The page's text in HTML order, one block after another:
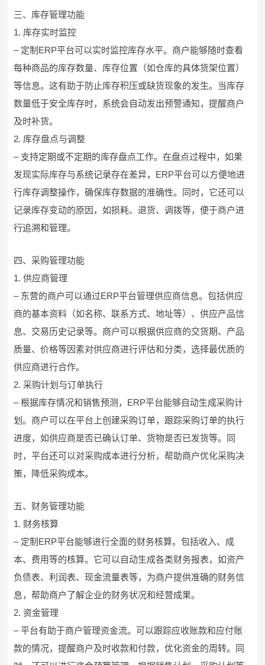
三、库存管理功能
1. 库存实时监控
– 定制ERP平台可以实时监控库存水平。商户能够随时查看
每种商品的库存数量、库存位置（如仓库的具体货架位置）
等信息。这有助于防止库存积压或缺货现象的发生。当库存
数量低于安全库存时，系统会自动发出预警通知，提醒商户
及时补货。
2. 库存盘点与调整
– 支持定期或不定期的库存盘点工作。在盘点过程中，如果
发现实际库存与系统记录存在差异，ERP平台可以方便地进
行库存调整操作，确保库存数据的准确性。同时，它还可以
记录库存变动的原因，如损耗、退货、调拨等，便于商户进
行追溯和管理。
四、采购管理功能
1. 供应商管理
– 东营的商户可以通过ERP平台管理供应商信息。包括供应
商的基本资料（如名称、联系方式、地址等）、供应产品信
息、交易历史记录等。商户可以根据供应商的交货期、产品
质量、价格等因素对供应商进行评估和分类，选择最优质的
供应商进行合作。
2. 采购计划与订单执行
– 根据库存情况和销售预测，ERP平台能够自动生成采购计
划。商户可以在平台上创建采购订单，跟踪采购订单的执行
进度，如供应商是否已确认订单、货物是否已发货等。同
时，平台还可以对采购成本进行分析，帮助商户优化采购决
策，降低采购成本。
五、财务管理功能
1. 财务核算
– 定制ERP平台能够进行全面的财务核算。包括收入、成
本、费用等的核算。它可以自动生成各类财务报表，如资产
负债表、利润表、现金流量表等，为商户提供准确的财务信
息，帮助商户了解企业的财务状况和经营成果。
2. 资金管理
– 平台有助于商户管理资金流。可以跟踪应收账款和应付账
款的情况，提醒商户及时收款和付款，优化资金的周转。同